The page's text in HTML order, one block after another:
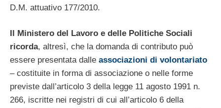
D.M. attuativo 177/2010.
Il Ministero del Lavoro e delle Politiche Sociali
ricorda, altresì, che la domanda di contributo può
essere presentata dalle associazioni di volontariato
– costituite in forma di associazione o nelle forme
previste dall’articolo 3 della legge 11 agosto 1991 n.
266, iscritte nei registri di cui all’articolo 6 della